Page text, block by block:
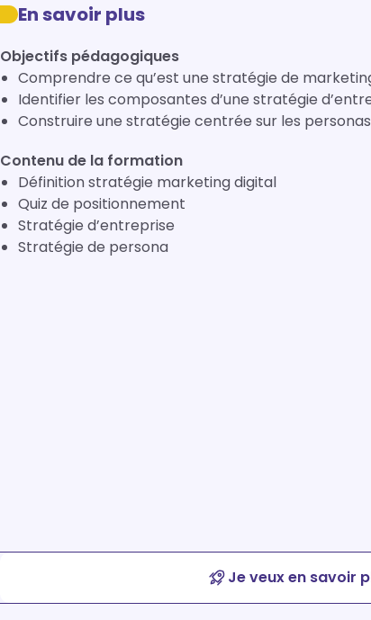
En savoir plus
Objectifs pédagogiques
Comprendre ce qu’est une stratégie de
Identifier les composantes d’une stratégie
Construire une stratégie centrée sur les personas
Contenu de la formation
Définition stratégie marketing digital
Quiz de positionnement
Stratégie d’entreprise
Stratégie de persona
Je veux en savoir